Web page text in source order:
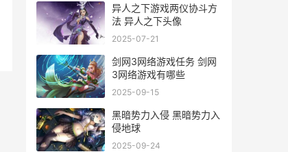
异人之下游戏两仪协斗方
法 异人之下头像
2025-07-21
剑网3网络游戏任务 剑网
3网络游戏有哪些
2025-09-15
黑暗势力入侵 黑暗势力入
侵地球
2025-09-24